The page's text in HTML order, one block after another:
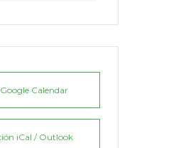
Calendar
iCal / Outlook